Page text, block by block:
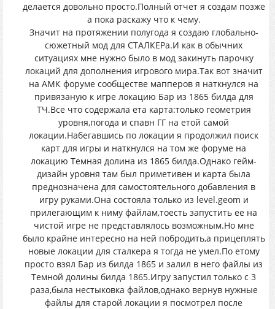
делается довольно просто.Полный отчет я создам позже
а пока раскажу что к чему.
Значит на протяжении полугода я создаю глобально-
сюжетный мод для СТАЛКЕРа.И как в обычних
ситуациях мне нужно было в мод закинуть парочку
локаций для дополнения игрового мира.Так вот значит
на АМК форуме сообществе мапперов я наткнулся на
привязаную к игре локацию Бар из 1865 билда для
ТЧ.Все что содержала ета карта:только геометрия
уровня,погода и спавн ГГ на етой самой
локации.Набегавшись по локации я продолжил поиск
карт для игры и наткнулся на том же форуме на
локацию Темная долина из 1865 билда.Однако гейм-
дизайн уровня там был приметивен и карта была
преднозначена для самостоятельного добавления в
игру руками.Она состояла только из level.geom и
прилегающим к ниму файлам,тоесть запустить ее на
чистой игре не представлялось возможным.Но мне
было крайне интересно на ней побродить,а прицеплять
новые локации для сталкера я тогда не умел.По етому
просто взял Бар из билда 1865 и залил в него файлы из
Темной долины билда 1865.Игру запустил только с 3
раза,была нестыковка файлов,однако вернув нужные
файлы для старой локации я посмотрел после